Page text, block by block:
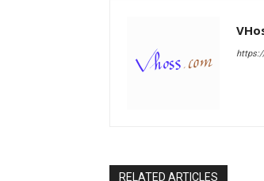
RELATED ARTICLES